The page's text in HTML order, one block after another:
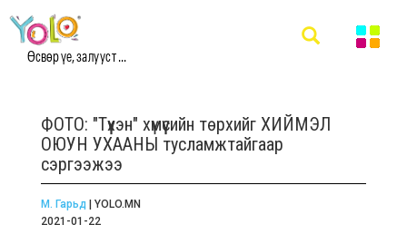
Өсвөр үе, залууст ...
ФОТО: "Түүхэн" хүмүүсийн төрхийг ХИЙМЭЛ
ОЮУН УХААНЫ тусламжтайгаар
сэргээжээ
М. Гарьд| YOLO.MN
2021-01-22